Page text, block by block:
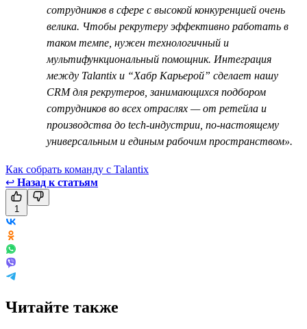
сотрудников в сфере с высокой конкуренцией очень
велика. Чтобы рекрутеру эффективно работать в
таком темпе, нужен технологичный и
мультифункциональный помощник. Интеграция
между Talantix и “Хабр Карьерой” сделает нашу
CRM для рекрутеров, занимающихся подбором
сотрудников во всех отраслях — от ретейла и
производства до tech-индустрии, по-настоящему
универсальным и единым рабочим пространством».
Как собрать команду с Talantix
↩ Назад к статьям
1
Читайте также